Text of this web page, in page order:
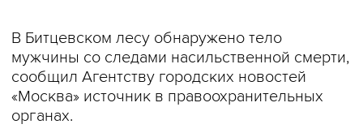
В Битцевском лесу обнаружено тело
мужчины со следами насильственной смерти,
сообщил Агентству городских новостей
«Москва» источник в правоохранительных
органах.